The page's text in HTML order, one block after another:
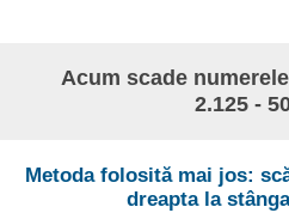
Acum scade
2.125 -
Metoda folosită mai jos:
dreapta la